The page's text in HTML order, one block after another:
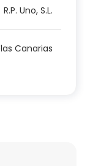
R.P. Uno, S.L.
Canarias